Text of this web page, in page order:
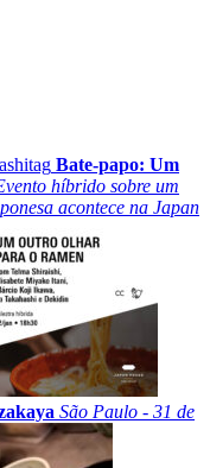
Bate-papo: Um
híbrido sobre um
acontece na Japan
São Paulo - 31 de